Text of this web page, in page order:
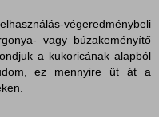
végeredménybeli
vagy búzakeményítő
a kukoricának alapból
ez mennyire üt át a